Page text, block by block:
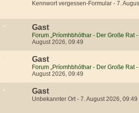
Kennwort vergessen-Formular - 7.
Gast
Forum „Príomhbhóthar - Der Große Rat
August 2026, 09:49
Gast
Forum „Príomhbhóthar - Der Große Rat
August 2026, 09:49
Gast
Unbekannter Ort - 7. August 2026, 09:49